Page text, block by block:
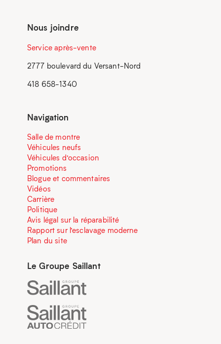
Nous joindre
Service après-vente
2777 boulevard du Versant-Nord
418 658-1340
Navigation
Salle de montre
Véhicules neufs
Véhicules d’occasion
Promotions
Blogue et commentaires
Vidéos
Carrière
Politique
Avis légal sur la réparabilité
Rapport sur l’esclavage moderne
Plan du site
Le Groupe Saillant